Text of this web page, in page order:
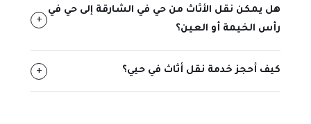
هل يمكن نقل الأثاث من حي في الشارقة إلى حي في
رأس الخيمة أو العين؟
+
كيف أحجز خدمة نقل أثاث في حيي؟ +